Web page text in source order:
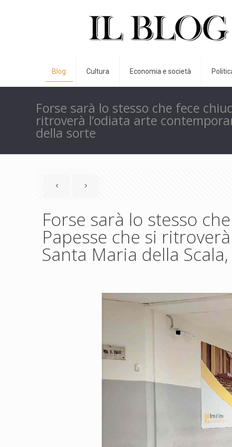
Blog Cultura Economia e società
Forse sarà lo stesso che fece
ritroverà l’odiata arte
della sorte
Forse sarà lo stesso
Papesse che si
Santa Maria della